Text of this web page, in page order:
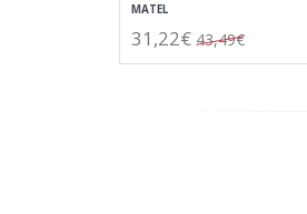
MATEL
31,22€ 43,49€